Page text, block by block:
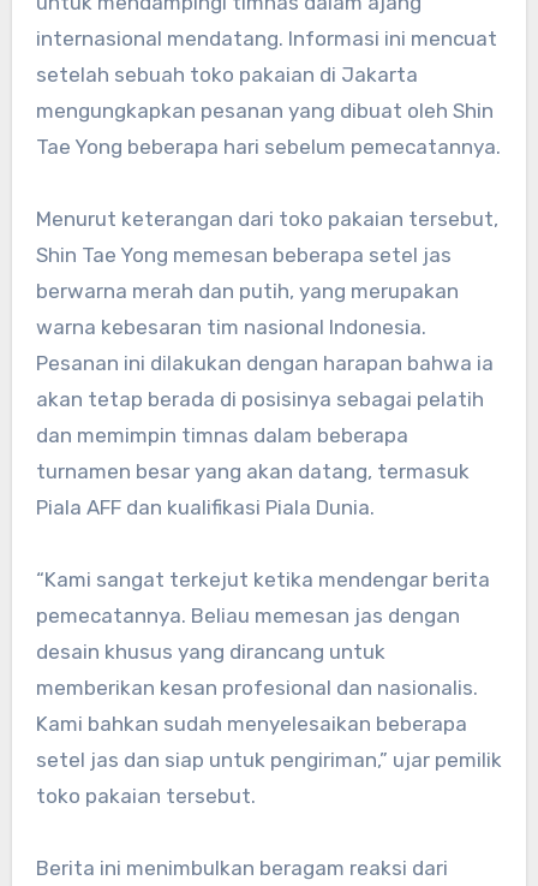
internasional mendatang. Informasi ini mencuat
setelah sebuah toko pakaian di Jakarta
mengungkapkan pesanan yang dibuat oleh Shin
Tae Yong beberapa hari sebelum pemecatannya.
Menurut keterangan dari toko pakaian tersebut,
Shin Tae Yong memesan beberapa setel jas
berwarna merah dan putih, yang merupakan
warna kebesaran tim nasional Indonesia.
Pesanan ini dilakukan dengan harapan bahwa ia
akan tetap berada di posisinya sebagai pelatih
dan memimpin timnas dalam beberapa
turnamen besar yang akan datang, termasuk
Piala AFF dan kualifikasi Piala Dunia.
“Kami sangat terkejut ketika mendengar berita
pemecatannya. Beliau memesan jas dengan
desain khusus yang dirancang untuk
memberikan kesan profesional dan nasionalis.
Kami bahkan sudah menyelesaikan beberapa
setel jas dan siap untuk pengiriman,” ujar pemilik
toko pakaian tersebut.
Berita ini menimbulkan beragam reaksi dari